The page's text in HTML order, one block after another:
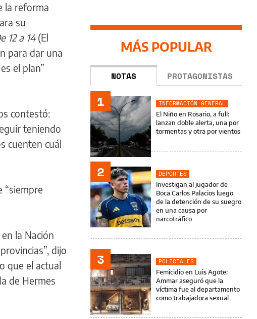
la reforma
su
12 a 14(El
para dar una
el plan”
contestó:
teniendo
cuenten cuál
“siempre
la Nación
dijo
que el actual
de Hermes
MÁS POPULAR
NOTAS PROTAGONISTAS
1
INFORMACIÓN GENERAL
El Niño en Rosario, a full:
lanzan doble alerta, una por
tormentas y otra por vientos
2
DEPORTES
Investigan al jugador de
Boca Carlos Palacios luego
de la detención de su suegro
en una causa por
narcotráfico
3
POLICIALES
Femicidio en Luis Agote:
Ammar aseguró que la
víctima fue al departamento
como trabajadora sexual